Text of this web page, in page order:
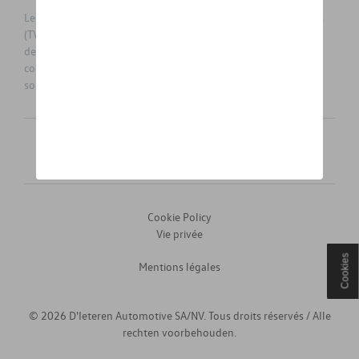
Les prix affichés sur le présent site sont des prix recommandés
(TVAc), hors éventuels frais de montage. Pour connaitre le prix
de vente actuel et les éventuels frais de montage, veuillez
contacter votre concessionnaire/agent. Les prix recommandés
sont sujets à des changements sans préavis.
Mentions légales
Cookie Policy
Vie privée
© 2026 D'Ieteren Automotive SA/NV. Tous droits réservés / Alle
rechten voorbehouden.
Cookies